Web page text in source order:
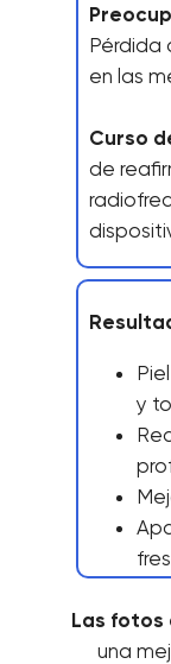
y
Pérdida
en las
Curso
de
Las fotos
una